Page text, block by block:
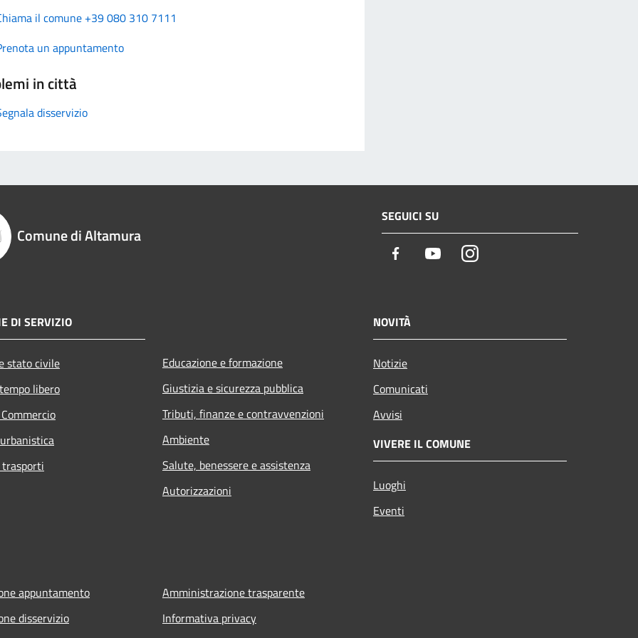
il comune +39 080 310 7111
un appuntamento
in città
disservizio
Comune di Altamura
SEGUICI SU
Facebook YoutubeInstagram
DI SERVIZIO
stato civile
libero
Educazione e formazione
Giustizia e sicurezza pubblica
Tributi, finanze e contravvenzioni
Ambiente
Salute, benessere e assistenza
Autorizzazioni
NOVITÀ
Notizie
Comunicati
Avvisi
VIVERE IL COMUNE
Luoghi
Eventi
appuntamento
disservizio
Amministrazione trasparente
Informativa privacy